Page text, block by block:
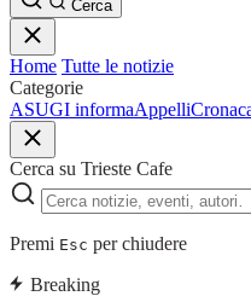
Cerca
Home Tutte le notizie
Categorie
ASUGI informaAppelli
Cerca su Trieste Cafe
Premi Esc per chiudere
Breaking